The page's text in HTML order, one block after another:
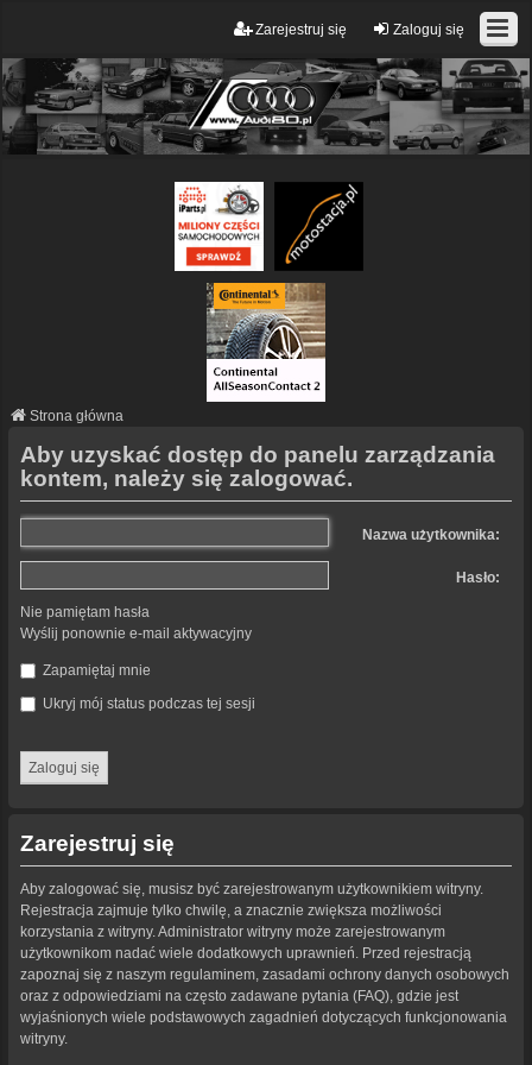
Zaloguj się
Zarejestruj się
Strona główna
Aby uzyskać dostęp do panelu zarządzania
kontem, należy się zalogować.
Nazwa użytkownika:
Hasło:
Nie pamiętam hasła
Wyślij ponownie e-mail aktywacyjny
Zapamiętaj mnie
Ukryj mój status podczas tej sesji
Zarejestruj się
Aby zalogować się, musisz być zarejestrowanym użytkownikiem witryny.
Rejestracja zajmuje tylko chwilę, a znacznie zwiększa możliwości
korzystania z witryny. Administrator witryny może zarejestrowanym
użytkownikom nadać wiele dodatkowych uprawnień. Przed rejestracją
zapoznaj się z naszym regulaminem, zasadami ochrony danych osobowych
oraz z odpowiedziami na często zadawane pytania (FAQ), gdzie jest
wyjaśnionych wiele podstawowych zagadnień dotyczących funkcjonowania
witryny.